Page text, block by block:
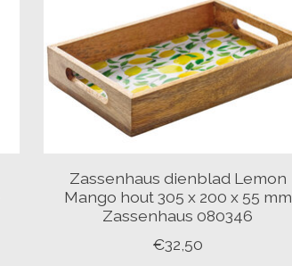
Zassenhaus dienblad Lemon
Mango hout 305 x 200 x 55 mm
Zassenhaus 080346
€32,50